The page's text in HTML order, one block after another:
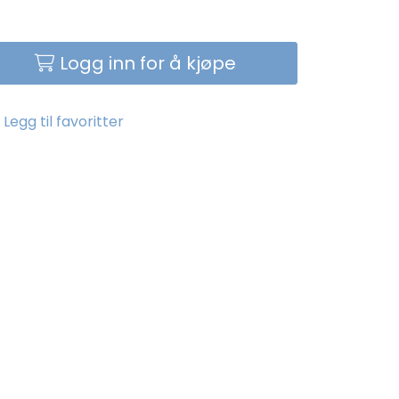
Logg inn for å kjøpe
Legg til favoritter